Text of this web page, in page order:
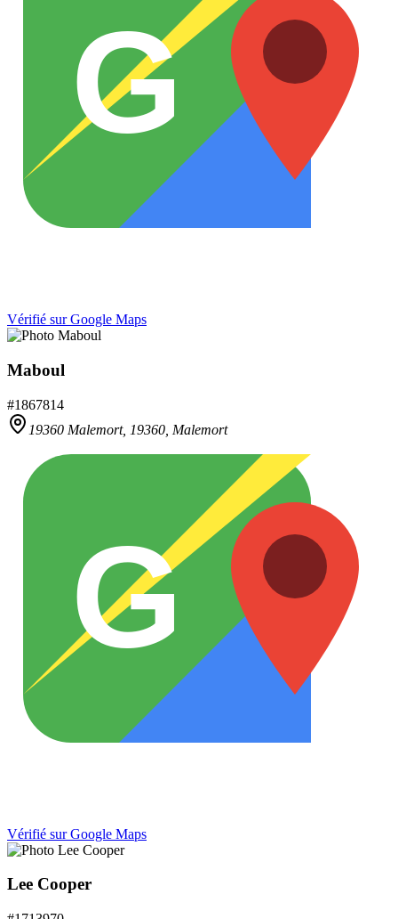
G
Vérifié sur Google Maps
Maboul
#1867814
19360 Malemort, 19360 Malemort
G
Vérifié sur Google Maps
Lee Cooper